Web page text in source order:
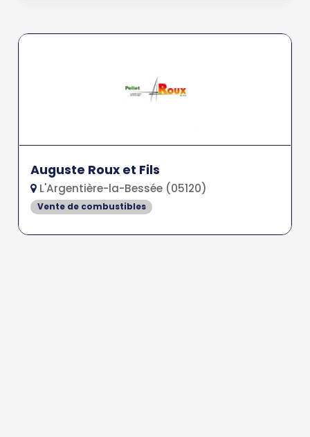
Auguste Roux et Fils
L'Argentière-la-Bessée (05120)
Vente de combustibles